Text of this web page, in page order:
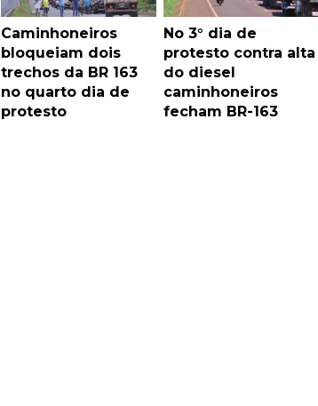
Caminhoneiros
bloqueiam dois
trechos da BR 163
no quarto dia de
protesto
No 3° dia de
protesto contra alta
do diesel
caminhoneiros
fecham BR-163